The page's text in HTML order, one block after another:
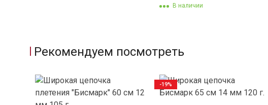
В наличии
Рекомендуем посмотреть
-19%